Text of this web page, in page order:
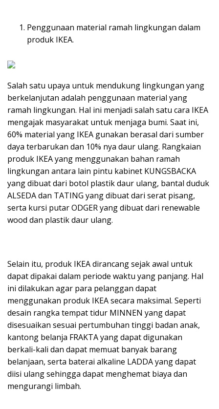
Penggunaan material ramah lingkungan dalam
produk IKEA.
Salah satu upaya untuk mendukung lingkungan yang
berkelanjutan adalah penggunaan material yang
ramah lingkungan. Hal ini menjadi salah satu cara IKEA
mengajak masyarakat untuk menjaga bumi. Saat ini,
60% material yang IKEA gunakan berasal dari sumber
daya terbarukan dan 10% nya daur ulang. Rangkaian
produk IKEA yang menggunakan bahan ramah
lingkungan antara lain pintu kabinet KUNGSBACKA
yang dibuat dari botol plastik daur ulang, bantal duduk
ALSEDA dan TATING yang dibuat dari serat pisang,
serta kursi putar ODGER yang dibuat dari renewable
wood dan plastik daur ulang.
Selain itu, produk IKEA dirancang sejak awal untuk
dapat dipakai dalam periode waktu yang panjang. Hal
ini dilakukan agar para pelanggan dapat
menggunakan produk IKEA secara maksimal. Seperti
desain rangka tempat tidur MINNEN yang dapat
disesuaikan sesuai pertumbuhan tinggi badan anak,
kantong belanja FRAKTA yang dapat digunakan
berkali-kali dan dapat memuat banyak barang
belanjaan, serta baterai alkaline LADDA yang dapat
diisi ulang sehingga dapat menghemat biaya dan
mengurangi limbah.